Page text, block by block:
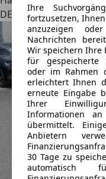
Ihre
fortzusetzen,
anzuzeigen
Nachrichten
Wir speichern Ihre
für gespeicherte
oder im Rahmen
erleichtert Ihnen
erneute Eingabe
Ihrer
Informationen
übermittelt.
Anbietern
30 Tage zu
DE 04603